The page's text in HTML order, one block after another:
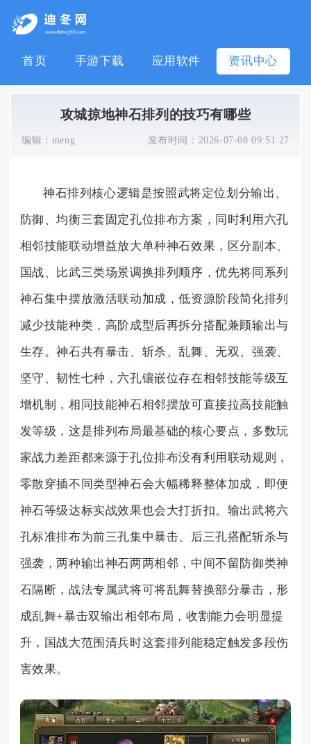
首页 手游下载 应用软件 资讯中心
攻城掠地神石排列的技巧有哪些
编辑： meng 发布时间： 2026-07-08 09:51:27
神石排列核心逻辑是按照武将定位划分输出、
防御、均衡三套固定孔位排布方案，同时利用六孔
相邻技能联动增益放大单种神石效果，区分副本、
国战、比武三类场景调换排列顺序，优先将同系列
神石集中摆放激活联动加成，低资源阶段简化排列
减少技能种类，高阶成型后再拆分搭配兼顾输出与
生存。神石共有暴击、斩杀、乱舞、无双、强袭、
坚守、韧性七种，六孔镶嵌位存在相邻技能等级互
增机制，相同技能神石相邻摆放可直接拉高技能触
发等级，这是排列布局最基础的核心要点，多数玩
家战力差距都来源于孔位排布没有利用联动规则，
零散穿插不同类型神石会大幅稀释整体加成，即便
神石等级达标实战效果也会大打折扣。输出武将六
孔标准排布为前三孔集中暴击、后三孔搭配斩杀与
强袭，两种输出神石两两相邻，中间不留防御类神
石隔断，战法专属武将可将乱舞替换部分暴击，形
成乱舞+暴击双输出相邻布局，收割能力会明显提
升，国战大范围清兵时这套排列能稳定触发多段伤
害效果。